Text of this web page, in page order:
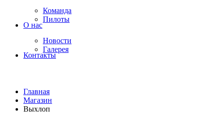
Команда
Пилоты
О нас
Новости
Галерея
Контакты
Главная
Магазин
Выхлоп